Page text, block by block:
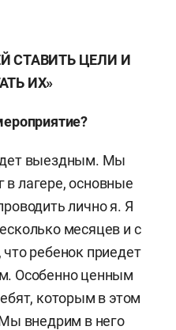
СТАВИТЬ ЦЕЛИ И
ИХ»
выездным. Мы
в лагере, основные
лично я. Я
месяцев и с
ребенок приедет
Особенно ценным
которым в этом
внедрим в него